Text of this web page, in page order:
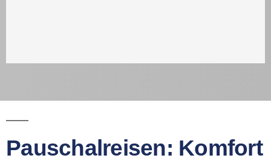
Pauschalreisen: Komfort